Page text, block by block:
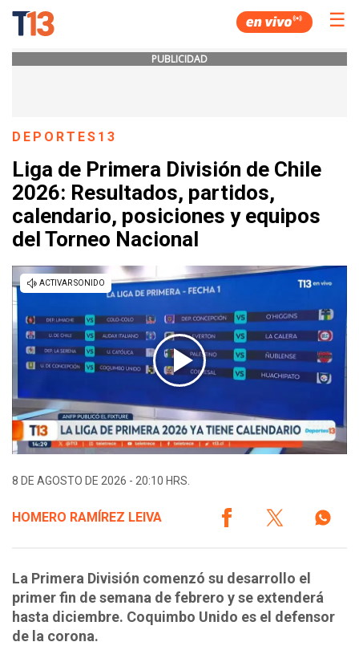
☰
PUBLICIDAD
DEPORTES13
Liga de Primera División de Chile
2026: Resultados, partidos,
calendario, posiciones y equipos
del Torneo Nacional
8 DE AGOSTO DE 2026 - 20:10 HRS.
HOMERO RAMÍREZ LEIVA
La Primera División comenzó su desarrollo el
primer fin de semana de febrero y se extenderá
hasta diciembre. Coquimbo Unido es el defensor
de la corona.